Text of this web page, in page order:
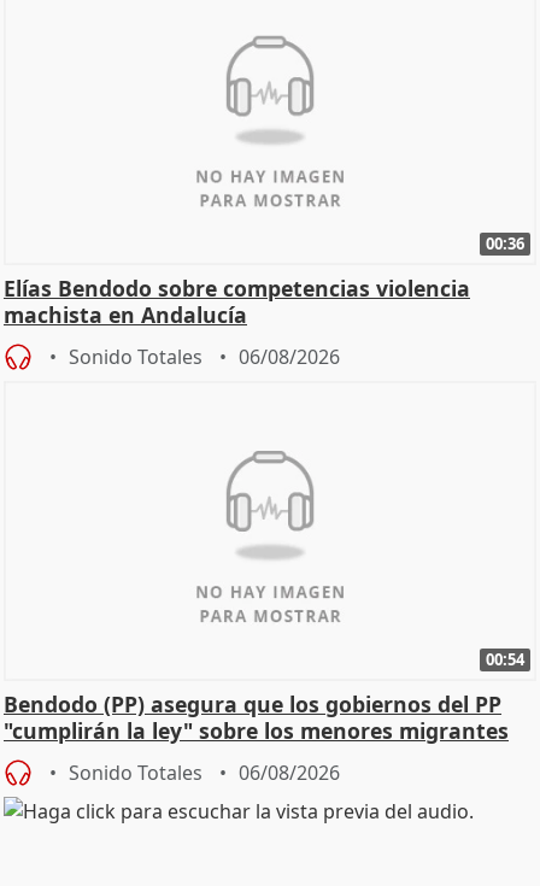
00:36
Elías Bendodo sobre competencias violencia
machista en Andalucía
Sonido Totales 06/08/2026
00:54
Bendodo (PP) asegura que los gobiernos del PP
"cumplirán la ley" sobre los menores migrantes
Sonido Totales 06/08/2026